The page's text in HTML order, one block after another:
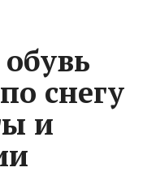
снегу
и